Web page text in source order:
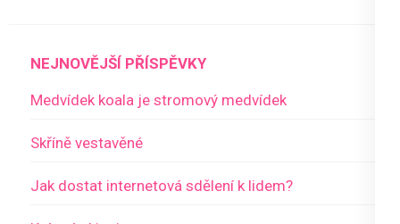
NEJNOVĚJŠÍ PŘÍSPĚVKY
Medvídek koala je stromový medvídek
Skříně vestavěné
Jak dostat internetová sdělení k lidem?